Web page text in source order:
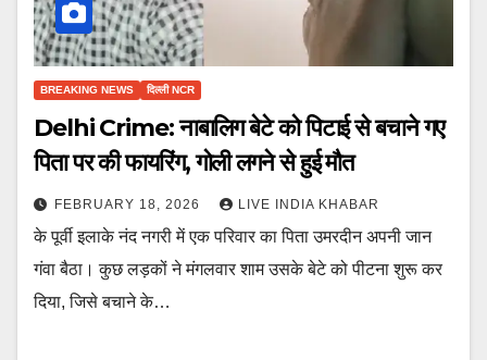
BREAKING NEWS दिल्ली NCR
Delhi Crime: नाबालिग बेटे को पिटाई से बचाने गए
पिता पर की फायरिंग, गोली लगने से हुई मौत
FEBRUARY 18, 2026 LIVE INDIA KHABAR
के पूर्वी इलाके नंद नगरी में एक परिवार का पिता उमरदीन अपनी जान
गंवा बैठा। कुछ लड़कों ने मंगलवार शाम उसके बेटे को पीटना शुरू कर
दिया, जिसे बचाने के…